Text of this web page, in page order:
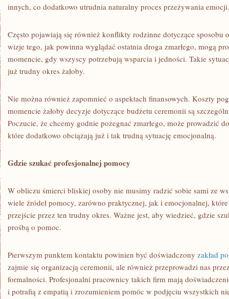
innych, co dodatkowo utrudnia naturalny proces przeżywania emocji.
Często pojawiają się również konflikty rodzinne dotyczące sposobu
wizje tego, jak powinna wyglądać ostatnia droga zmarłego, mogą
momencie, gdy wszyscy potrzebują wsparcia i jedności. Takie
już trudny okres żałoby.
Nie można również zapomnieć o aspektach finansowych. Koszty
momencie żałoby decyzje dotyczące budżetu ceremonii są
Poczucie, że chcemy godnie pożegnać zmarłego, może prowadzić
które dodatkowo obciążają już i tak trudną sytuację emocjonalną.
Gdzie szukać profesjonalnej pomocy
W obliczu śmierci bliskiej osoby nie musimy radzić sobie sami ze
wiele źródeł pomocy, zarówno praktycznej, jak i emocjonalnej,
przejście przez ten trudny okres. Ważne jest, aby wiedzieć, gdzie
prośbą o pomoc.
Pierwszym punktem kontaktu powinien być doświadczony zakład
zajmie się organizacją ceremonii, ale również przeprowadzi nas
formalności. Profesjonalni pracownicy takich firm mają
i potrafią z empatią i zrozumieniem pomóc w podjęciu wszystkich